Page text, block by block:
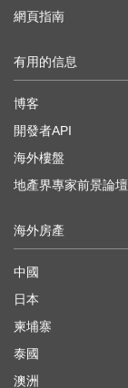
網頁指南
有用的信息
博客
開發者API
海外樓盤
地產界專家前景論壇
海外房產
中國
日本
柬埔寨
泰國
澳洲